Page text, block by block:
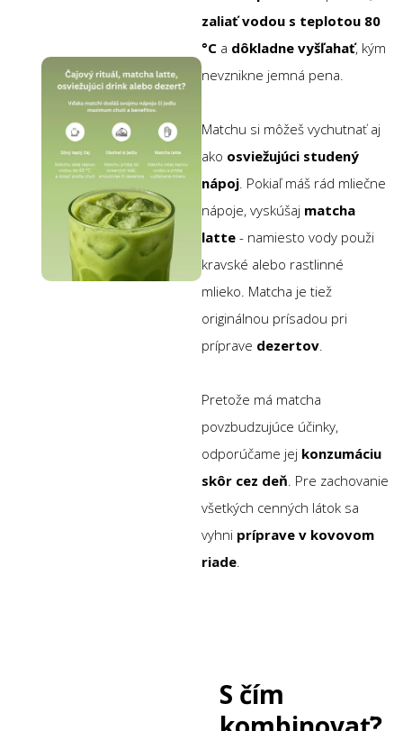
zaliať vodou s teplotou 80
°C a dôkladne vyšľahať, kým
nevznikne jemná pena.
Matchu si môžeš vychutnať aj
ako osviežujúci studený
nápoj. Pokiaľ máš rád mliečne
nápoje, vyskúšaj matcha
latte - namiesto vody použi
kravské alebo rastlinné
mlieko. Matcha je tiež
originálnou prísadou pri
príprave dezertov.
Pretože má matcha
povzbudzujúce účinky,
odporúčame jej konzumáciu
skôr cez deň. Pre zachovanie
všetkých cenných látok sa
vyhni príprave v kovovom
riade.
S čím